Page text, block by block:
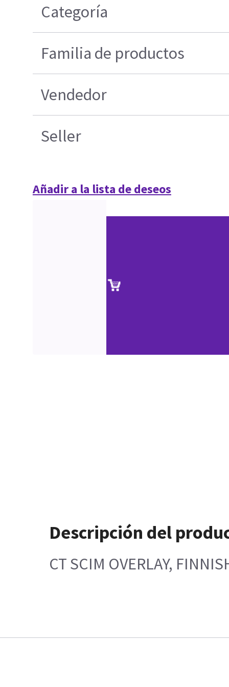
Categoría
Familia de productos
Vendedor
Seller
Añadir a la lista de deseos
Descripción del
CT SCIM OVERLAY,